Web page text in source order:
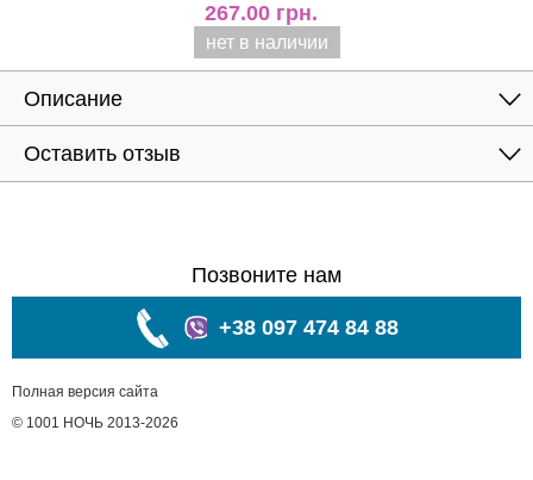
267.00 грн.
нет в наличии
Описание
Оставить отзыв
Позвоните нам
+38 097 474 84 88
Полная версия сайта
© 1001 НОЧЬ 2013-2026